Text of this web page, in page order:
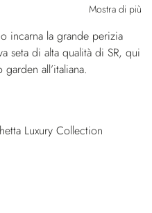
Mostra di più
incarna la grande perizia
seta di alta qualità di SR, qui
all’italiana.
Luxury Collection